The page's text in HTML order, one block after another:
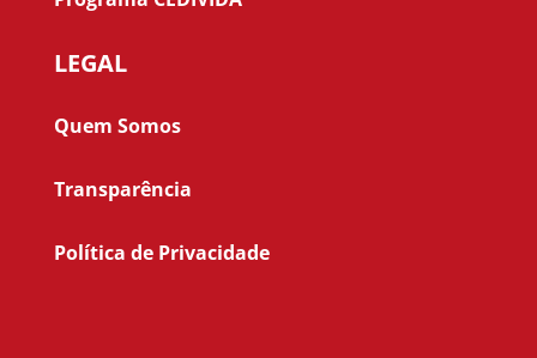
LEGAL
Quem Somos
Transparência
Política de Privacidade